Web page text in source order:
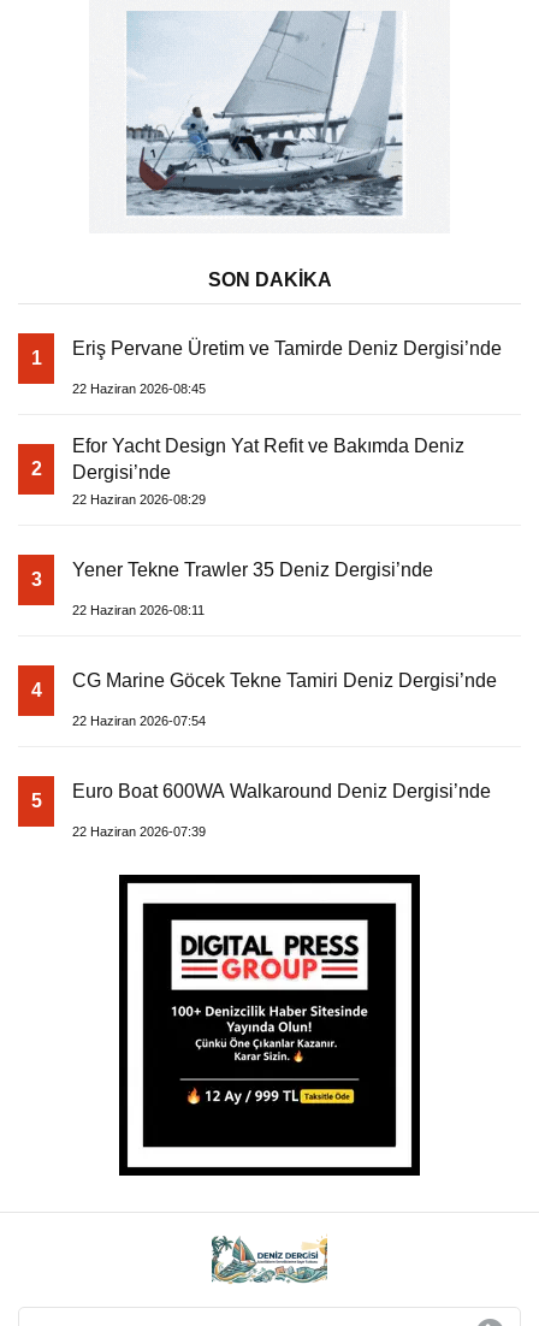
SON DAKİKA
1 Eriş Pervane Üretim ve Tamirde Deniz Dergisi’nde
22 Haziran 2026-08:45
2
Efor Yacht Design Yat Refit ve Bakımda Deniz
Dergisi’nde
22 Haziran 2026-08:29
3 Yener Tekne Trawler 35 Deniz Dergisi’nde
22 Haziran 2026-08:11
4 CG Marine Göcek Tekne Tamiri Deniz Dergisi’nde
22 Haziran 2026-07:54
5 Euro Boat 600WA Walkaround Deniz Dergisi’nde
22 Haziran 2026-07:39